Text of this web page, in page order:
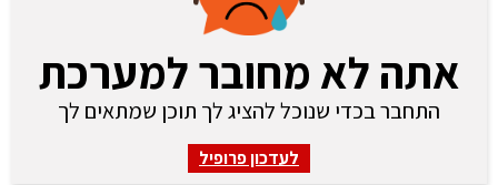
אתה לא מחובר למערכת
התחבר בכדי שנוכל להציג לך תוכן שמתאים לך
לעדכון פרופיל